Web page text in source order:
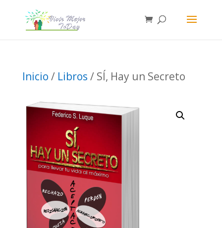
Inicio / Libros / SÍ, Hay un Secreto